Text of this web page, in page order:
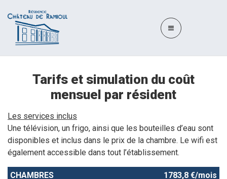
Tarifs et simulation du coût
mensuel par résident
Les services inclus
Une télévision, un frigo, ainsi que les bouteilles d’eau sont
disponibles et inclus dans le prix de la chambre. Le wifi est
également accessible dans tout l’établissement.
CHAMBRES
1783,8 €/mois